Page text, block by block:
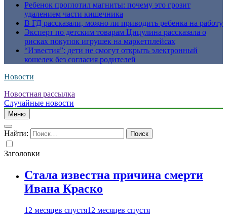
Ребенок проглотил магниты: почему это грозит
удалением части кишечника
В ГД рассказали, можно ли приводить ребенка на работу
Эксперт по детским товарам Цицулина рассказала о
рисках покупок игрушек на маркетплейсах
“Известия”: дети не смогут открыть электронный
кошелек без согласия родителей
Новости
Новостная рассылка
Случайные новости
Меню
Найти:
Заголовки
Стала известна причина смерти
Ивана Краско
12 месяцев спустя12 месяцев спустя